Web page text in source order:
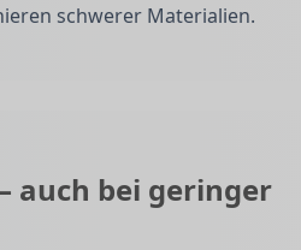
schwerer Materialien.
auch bei geringer